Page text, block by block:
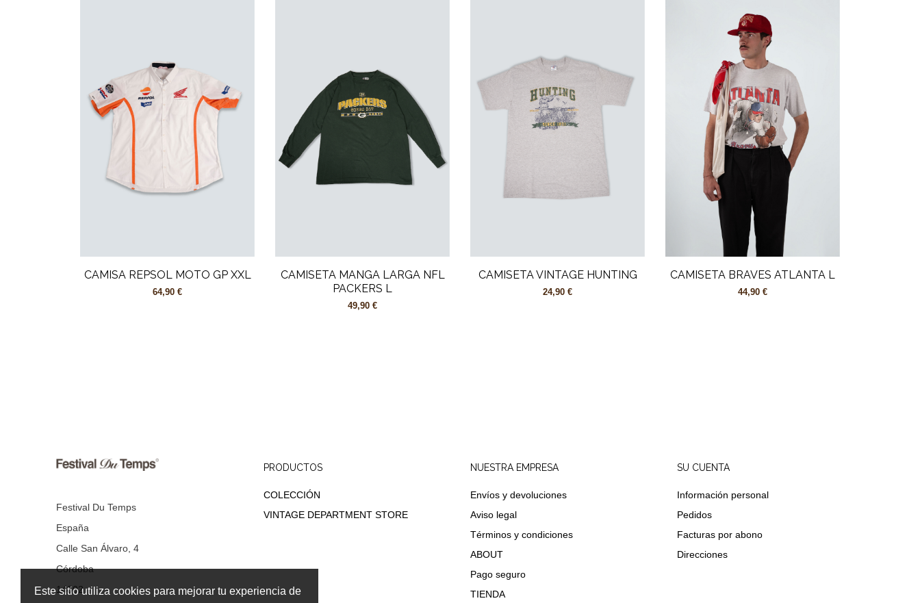
Este sitio utiliza cookies para mejorar tu experiencia de
CAMISA REPSOL MOTO GP XXL
64,90 €
CAMISETA MANGA LARGA NFL
PACKERS L
49,90 €
CAMISETA VINTAGE HUNTING
24,90 €
CAMISETA BRAVES ATLANTA L
44,90 €
Festival Du Temps
España
Calle San Álvaro, 4
Córdoba
14002
PRODUCTOS
COLECCIÓN
VINTAGE DEPARTMENT STORE
NUESTRA EMPRESA
Envíos y devoluciones
Aviso legal
Términos y condiciones
ABOUT
Pago seguro
TIENDA
SU CUENTA
Información personal
Pedidos
Facturas por abono
Direcciones